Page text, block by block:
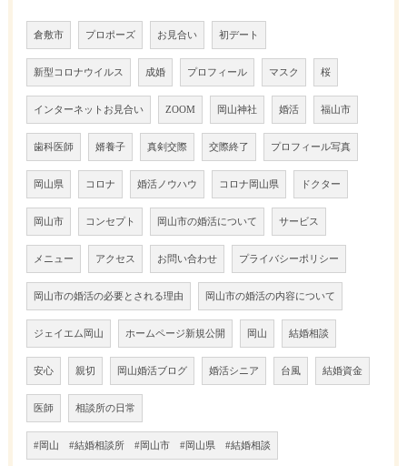
倉敷市 プロポーズ お見合い 初デート
新型コロナウイルス 成婚 プロフィール マスク 桜
インターネットお見合い ZOOM 岡山神社 婚活 福山市
歯科医師 婿養子 真剣交際 交際終了 プロフィール写真
岡山県 コロナ 婚活ノウハウ コロナ岡山県 ドクター
岡山市 コンセプト 岡山市の婚活について サービス
メニュー アクセス お問い合わせ プライバシーポリシー
岡山市の婚活の必要とされる理由 岡山市の婚活の内容について
ジェイエム岡山 ホームページ新規公開 岡山 結婚相談
安心 親切 岡山婚活ブログ 婚活シニア 台風 結婚資金
医師 相談所の日常
#岡山 #結婚相談所 #岡山市 #岡山県 #結婚相談